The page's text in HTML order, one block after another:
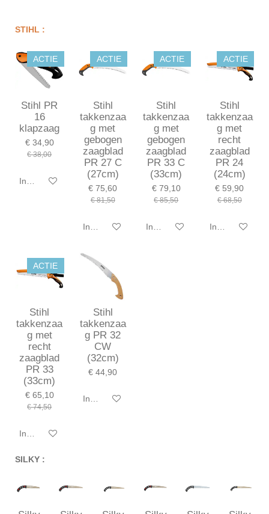
STIHL :
ACTIE
Stihl PR
16
klapzaag
€ 34,90
€ 38,00
In winkelwagen
ACTIE
Stihl
takkenzaa
g met
gebogen
zaagblad
PR 27 C
(27cm)
€ 75,60
€ 81,50
In winkelwagen
ACTIE
Stihl
takkenzaa
g met
gebogen
zaagblad
PR 33 C
(33cm)
€ 79,10
€ 85,50
In winkelwagen
ACTIE
Stihl
takkenzaa
g met
recht
zaagblad
PR 24
(24cm)
€ 59,90
€ 68,50
In winkelwagen
ACTIE
Stihl
takkenzaa
g met
recht
zaagblad
PR 33
(33cm)
€ 65,10
€ 74,50
In winkelwagen
Stihl
takkenzaa
g PR 32
CW
(32cm)
€ 44,90
In winkelwagen
SILKY :